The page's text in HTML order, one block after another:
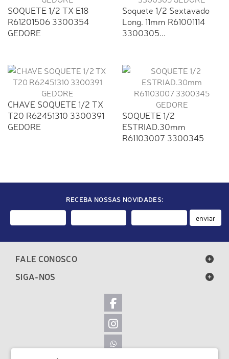
SOQUETE 1/2 TX E18
R61201506 3300354
GEDORE
Soquete 1/2 Sextavado
Long. 11mm R61001114
3300305...
CHAVE SOQUETE 1/2 TX
T20 R62451310 3300391
GEDORE
SOQUETE 1/2
ESTRIAD.30mm
R61103007 3300345
RECEBA NOSSAS NOVIDADES:
enviar
FALE CONOSCO
SIGA-NOS